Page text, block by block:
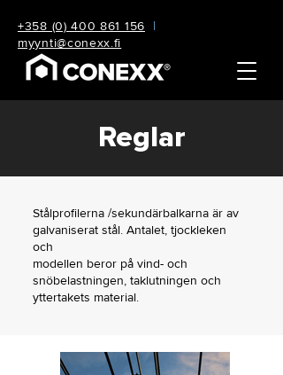
+358 (0) 400 861 156
|
myynti@conexx.fi
Reglar
Stålprofilerna /sekundärbalkarna är av
galvaniserat stål. Antalet, tjockleken
och
modellen beror på vind- och
snöbelastningen, taklutningen och
yttertakets material.